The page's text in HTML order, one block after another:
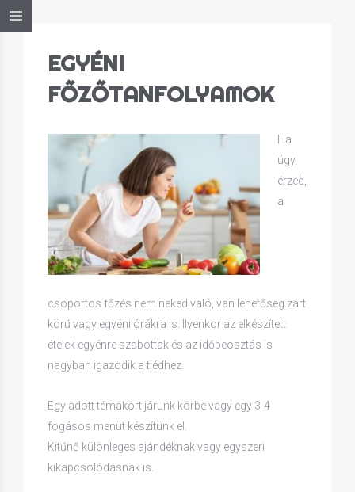
EGYÉNI
FŐZŐTANFOLYAMOK
Ha
úgy
érzed,
a
csoportos főzés nem neked való, van lehetőség zárt
körű vagy egyéni órákra is. Ilyenkor az elkészített
ételek egyénre szabottak és az időbeosztás is
nagyban igazodik a tiédhez.
Egy adott témakört járunk körbe vagy egy 3-4
fogásos menüt készítünk el.
Kitűnő különleges ajándéknak vagy egyszeri
kikapcsolódásnak is.